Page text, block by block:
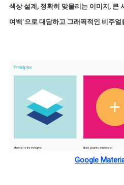
색상 설계, 정확히 맞물리는 이미지, 큰
여백'으로 대담하고 그래픽적인 비주얼
Google